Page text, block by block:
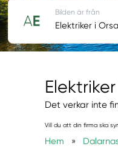
Det verkar inte
Vill du att din firma ska
Hem »
Bilden är från
Elektriker i Orsa